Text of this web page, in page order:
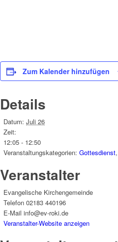
Zum Kalender hinzufügen
Details
Datum: Juli 26
Zeit:
12:05 - 12:50
Veranstaltungskategorien: Gottesdienst,
Veranstalter
Evangelische Kirchengemeinde
Telefon 02183 440196
E-Mail info@ev-roki.de
Veranstalter-Website anzeigen